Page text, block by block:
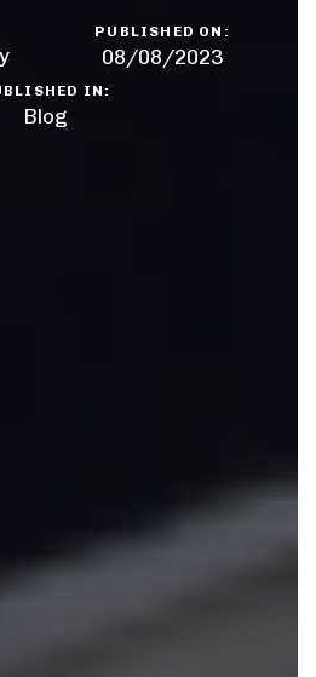
PUBLISHED ON:
08/08/2023
IN:
Blog